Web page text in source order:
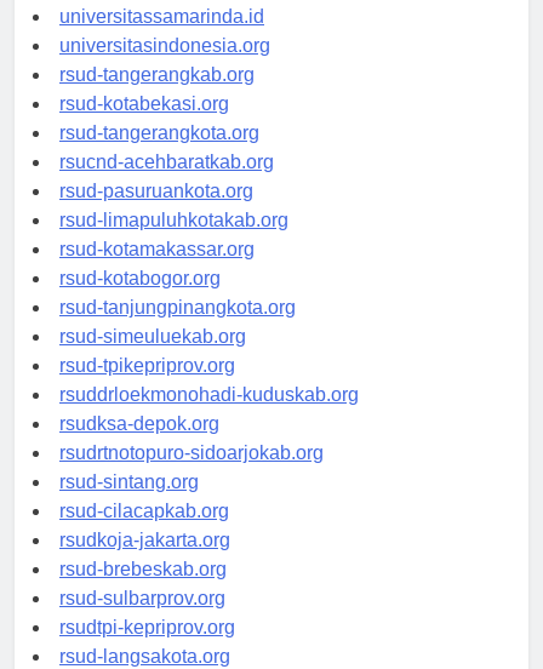
universitassamarinda.id
universitasindonesia.org
rsud-tangerangkab.org
rsud-kotabekasi.org
rsud-tangerangkota.org
rsucnd-acehbaratkab.org
rsud-pasuruankota.org
rsud-limapuluhkotakab.org
rsud-kotamakassar.org
rsud-kotabogor.org
rsud-tanjungpinangkota.org
rsud-simeuluekab.org
rsud-tpikepriprov.org
rsuddrloekmonohadi-kuduskab.org
rsudksa-depok.org
rsudrtnotopuro-sidoarjokab.org
rsud-sintang.org
rsud-cilacapkab.org
rsudkoja-jakarta.org
rsud-brebeskab.org
rsud-sulbarprov.org
rsudtpi-kepriprov.org
rsud-langsakota.org